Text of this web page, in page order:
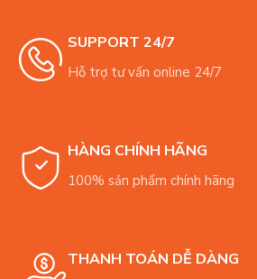
SUPPORT 24/7
Hỗ trợ tư vấn online 24/7
HÀNG CHÍNH HÃNG
100% sản phẩm chính hãng
THANH TOÁN DỄ DÀNG